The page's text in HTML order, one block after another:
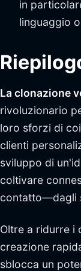
in
linguaggio
La clonazione
rivoluzionario
loro sforzi di
clienti
sviluppo di
coltivare
contatto—dagli
Oltre a ridurre i
creazione
sblocca un